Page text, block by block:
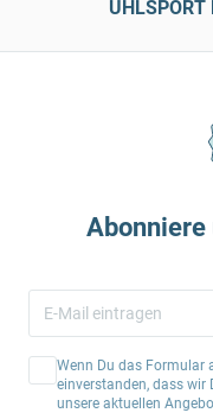
Abonniere
Wenn Du das Formular
einverstanden, dass wir
unsere aktuellen